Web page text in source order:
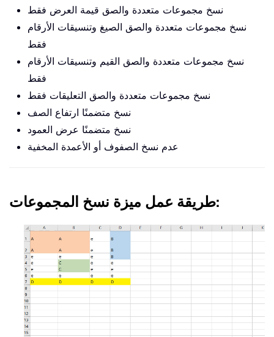
نسخ مجموعات متعددة والصق قيمة العرض فقط
نسخ مجموعات متعددة والصق الصيغ وتنسيقات الأرقام
فقط
نسخ مجموعات متعددة والصق القيم وتنسيقات الأرقام
فقط
نسخ مجموعات متعددة والصق التعليقات فقط
نسخ متضمنًا ارتفاع الصف
نسخ متضمنًا عرض العمود
عدم نسخ الصفوف أو الأعمدة المخفية
طريقة عمل ميزة نسخ المجموعات: